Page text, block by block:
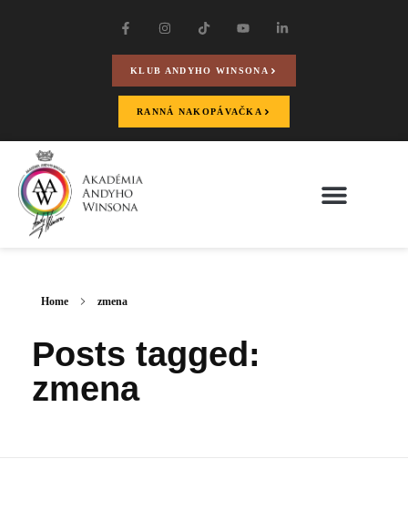
KLUB ANDYHO WINSONA
RANNÁ NAKOPÁVAČKA
Home zmena
Posts tagged:
zmena